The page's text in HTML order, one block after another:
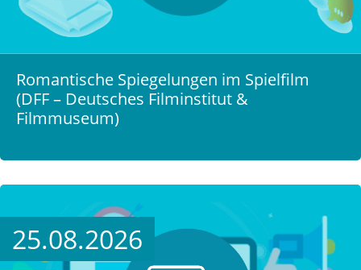
Romantische Spiegelungen im Spielfilm
(DFF – Deutsches Filminstitut &
Filmmuseum)
25.08.2026